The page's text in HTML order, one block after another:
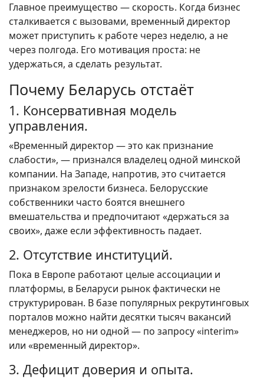
Главное преимущество — скорость. Когда бизнес
сталкивается с вызовами, временный директор
может приступить к работе через неделю, а не
через полгода. Его мотивация проста: не
удержаться, а сделать результат.
Почему Беларусь отстаёт
1. Консервативная модель
управления.
«Временный директор — это как признание
слабости», — признался владелец одной минской
компании. На Западе, напротив, это считается
признаком зрелости бизнеса. Белорусские
собственники часто боятся внешнего
вмешательства и предпочитают «держаться за
своих», даже если эффективность падает.
2. Отсутствие институций.
Пока в Европе работают целые ассоциации и
платформы, в Беларуси рынок фактически не
структурирован. В базе популярных рекрутинговых
порталов можно найти десятки тысяч вакансий
менеджеров, но ни одной — по запросу «interim»
или «временный директор».
3. Дефицит доверия и опыта.